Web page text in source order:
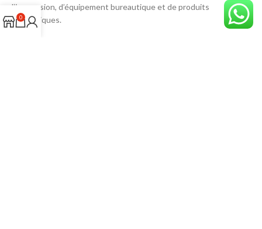
d’impression, d’équipement bureautique et de produits
informatiques.
0